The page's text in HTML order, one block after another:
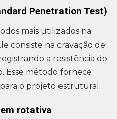
Penetration Test)
mais utilizados na
consiste na cravação de
a resistência do
Esse método fornece
o projeto estrutural.
rotativa